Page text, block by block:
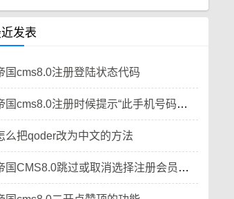
发表
国cms8.0注册登陆状态代码
国cms8.0注册时候提示“此手机号码已被注册”
么把qoder改为中文的方法
国CMS8.0跳过或取消选择注册会员类型方法